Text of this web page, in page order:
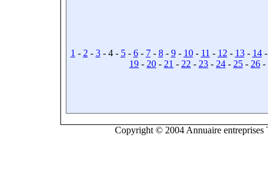
1 - 2 - 3- 4 - 5- 6- 7- 8- 9- 10- 11 - 12 - 13- 14
19 - 20 - 21 - 22 - 23 - 24 - 25 - 26 -
Copyright © 2004 Annuaire entreprises